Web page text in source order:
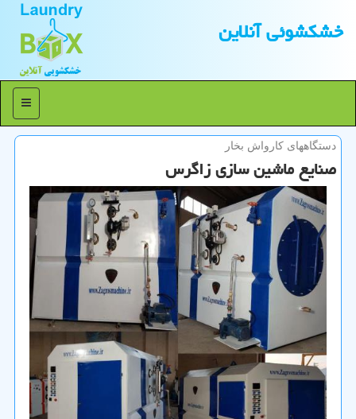
خشكشوئی آنلاین
منو
دستگاههای كارواش بخار
صنایع ماشین سازی زاگرس